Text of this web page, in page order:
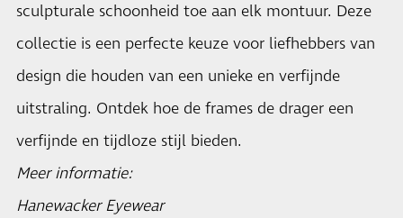
sculpturale schoonheid toe aan elk montuur. Deze
collectie is een perfecte keuze voor liefhebbers van
design die houden van een unieke en verfijnde
uitstraling. Ontdek hoe de frames de drager een
verfijnde en tijdloze stijl bieden.
Meer informatie:
Hanewacker Eyewear